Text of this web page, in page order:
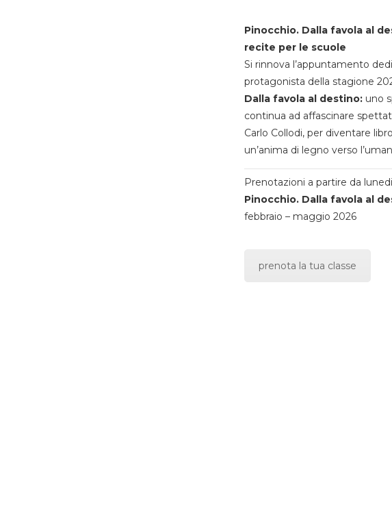
Pinocchio. Dalla favola al
recite per le scuole
Si rinnova l’appuntamento
protagonista della stagione
Dalla favola al destino:uno
continua ad affascinare
Carlo Collodi, per diventare
un’anima di legno verso
Prenotazioni a partire da
Pinocchio. Dalla favola al
febbraio – maggio 2026
prenota la tua classe